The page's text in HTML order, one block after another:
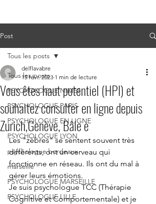
Post
Tous les posts
PSYCHOLOGUE NIMES
PSYCHOLOGUE PARIS
PSYCHOLOGUE EN LIGNE
PSYCHOLOGUE LYON
psychologue bordeaux
marseille
PSYCHOLOGUE MARSEILLE
PSYCHOLOGUE LILLE
Tous les posts
Vous êtes haut potentiel (HPI) et
souhaitez consulter en ligne depuis
Zurich,Genève, Bâle e
delflavabre
15 févr. 2023 1 min de lecture
Les "zèbres" se sentent souvent très
différents, ont un cerveau qui
fonctionne en réseau. Ils ont du mal à
gérer leurs émotions.
Je suis psychologue TCC (Thérapie
Cognitive et Comportementale) et je